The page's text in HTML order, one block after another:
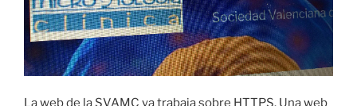
La web de la SVAMC ya trabaja sobre HTTPS. Una web